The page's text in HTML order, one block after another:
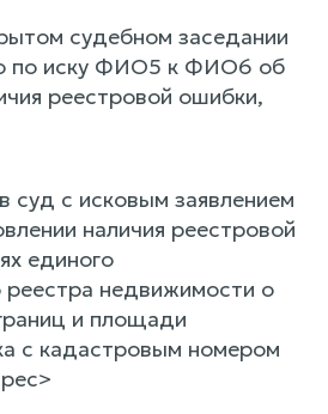
судебном заседании
по иску ФИО5 к ФИО6 об
реестровой ошибки,
с исковым заявлением
наличия реестровой
единого
реестра недвижимости о
и площади
с кадастровым номером